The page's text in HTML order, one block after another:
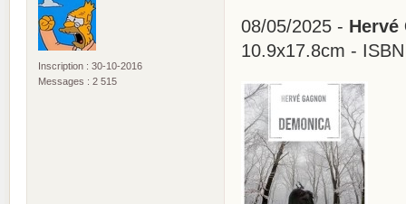
Inscription : 30-10-2016
Messages : 2 515
08/05/2025 - Hervé
10.9x17.8cm -